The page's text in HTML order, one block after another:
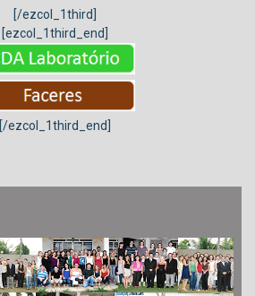
[/ezcol_1third]
[ezcol_1third_end]
[/ezcol_1third_end]